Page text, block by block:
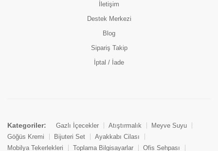
İletişim
Destek Merkezi
Blog
Sipariş Takip
İptal / İade
Kategoriler: Gazlı İçecekler Atıştırmalık
Meyve Suyu
Göğüs Kremi
Bijuteri Set
Ayakkabı Cilası
Mobilya Tekerlekleri
Toplama Bilgisayarlar
Ofis Sehpası